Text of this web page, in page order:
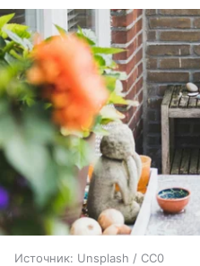
Источник: Unsplash / CC0